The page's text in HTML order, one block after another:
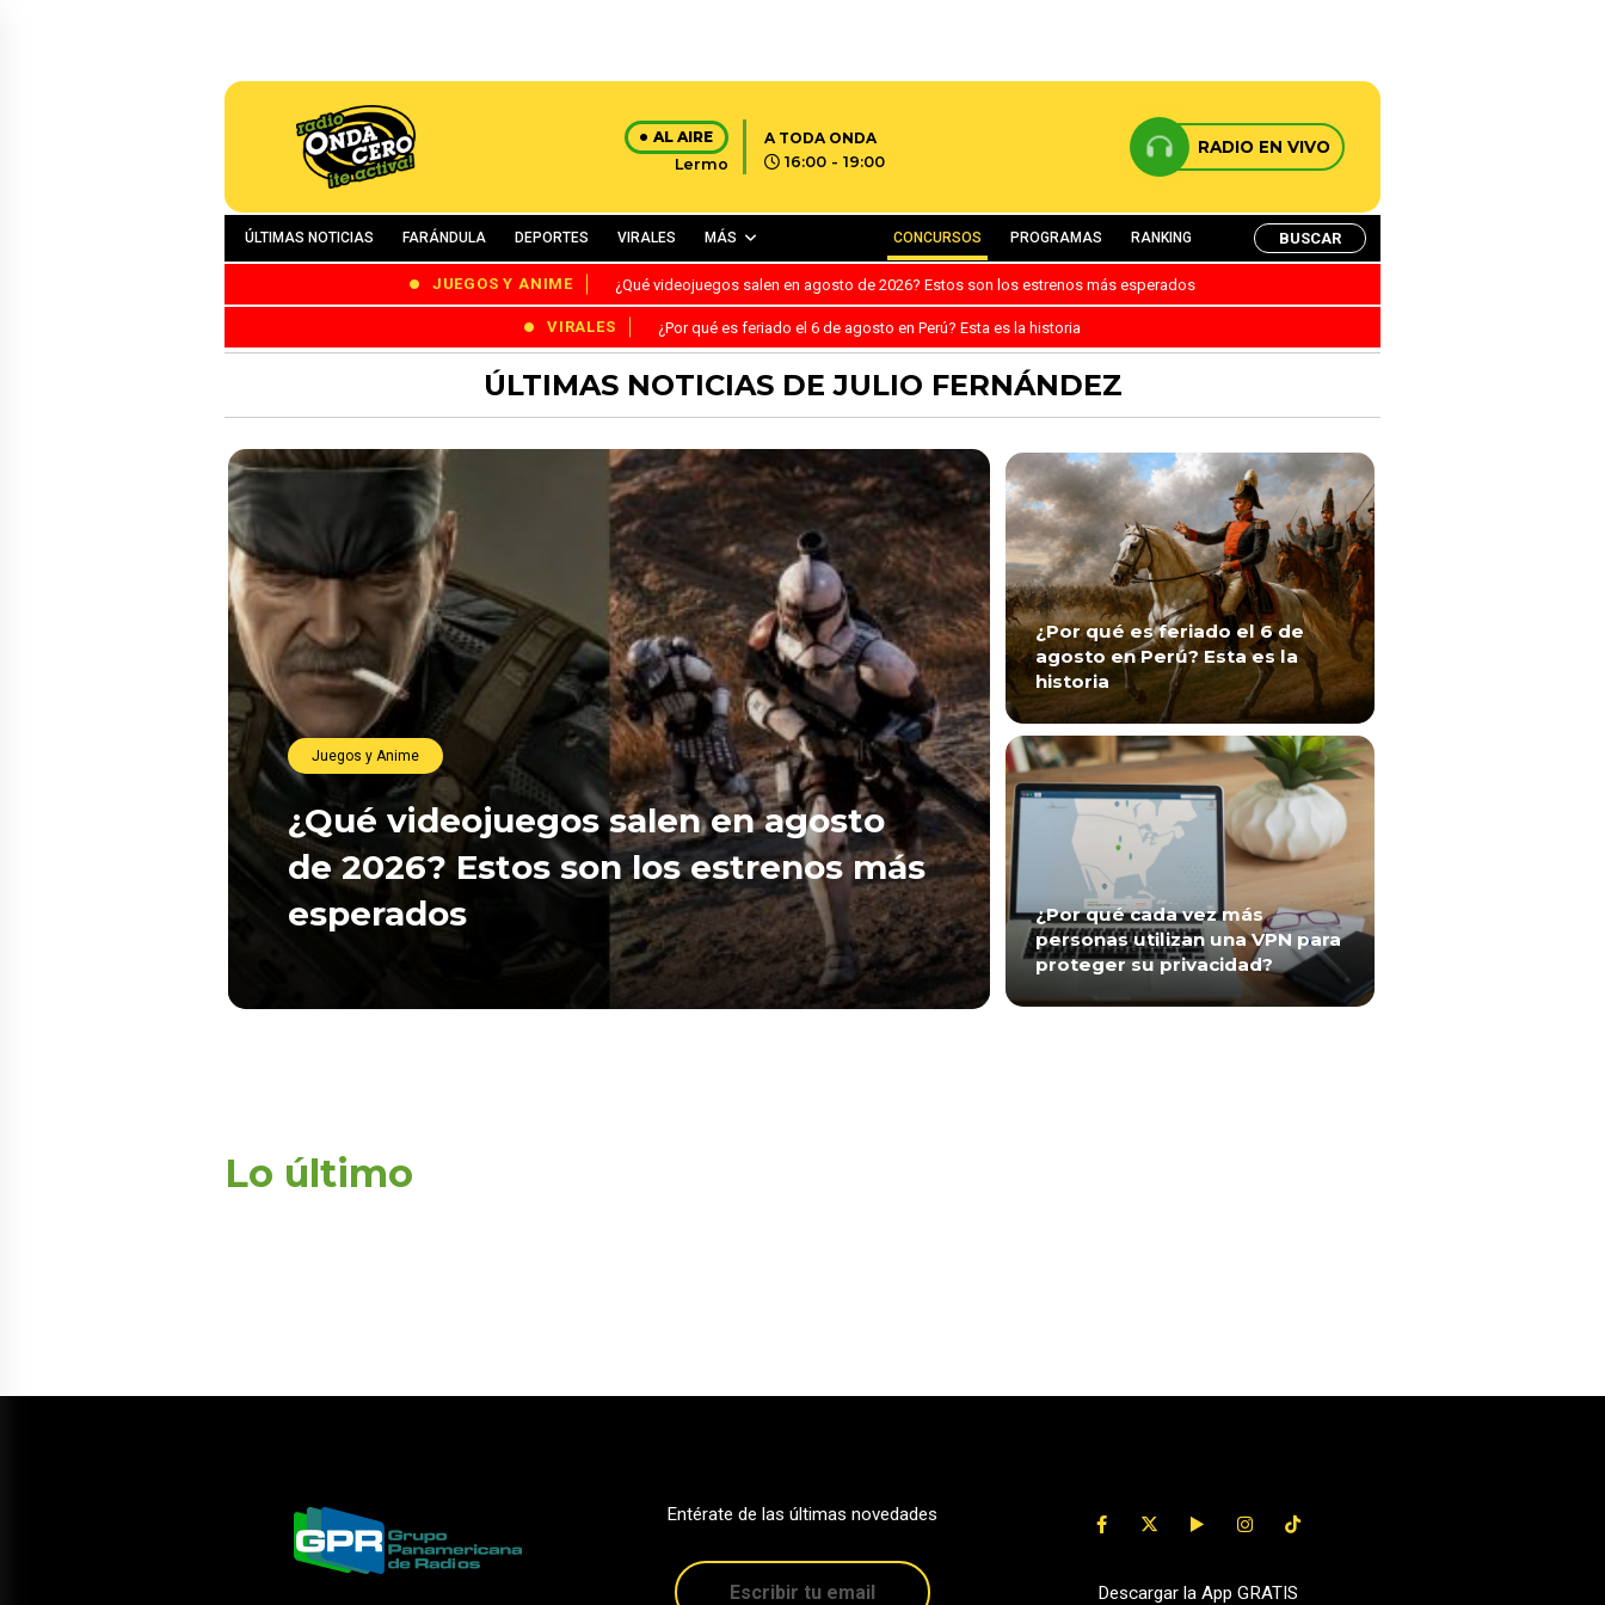
AL AIRE
Lermo
A TODA ONDA
16:00 - 19:00
RADIO EN VIVO
ÚLTIMAS NOTICIAS FARÁNDULA DEPORTES VIRALES MÁS CONCURSOS PROGRAMAS RANKING BUSCAR
JUEGOS Y ANIME ¿Qué videojuegos salen en agosto de 2026? Estos son los estrenos más esperados
VIRALES ¿Por qué es feriado el 6 de agosto en Perú? Esta es la historia
ÚLTIMAS NOTICIAS DE JULIO FERNÁNDEZ
Juegos y Anime
¿Qué videojuegos salen en agosto
de 2026? Estos son los estrenos más
esperados
¿Por qué es feriado el 6 de
agosto en Perú? Esta es la
historia
¿Por qué cada vez más
personas utilizan una VPN para
proteger su privacidad?
Lo último
Entérate de las últimas novedades
Descargar la App GRATIS